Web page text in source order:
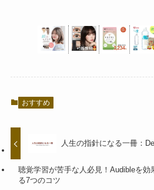
おすすめ
人生の指針になる一冊：
聴覚学習が苦手な人必見！Audibleを効
る7つのコツ